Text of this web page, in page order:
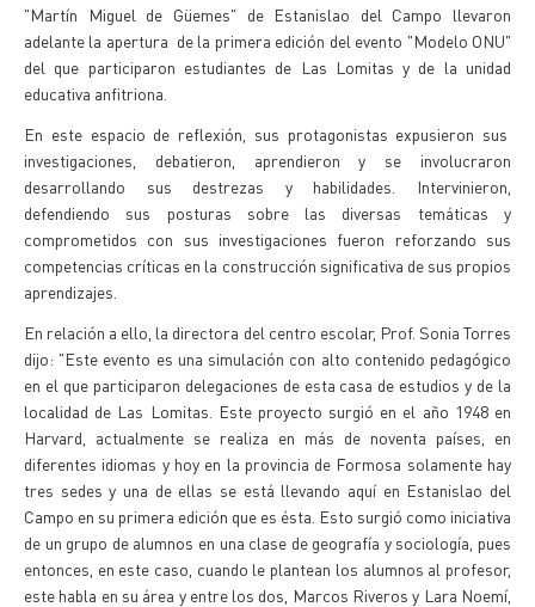
"Martín Miguel de Güemes" de Estanislao del Campo llevaron
adelante la apertura de la primera edición del evento "Modelo ONU"
del que participaron estudiantes de Las Lomitas y de la unidad
educativa anfitriona.
En este espacio de reflexión, sus protagonistas expusieron sus
investigaciones, debatieron, aprendieron y se involucraron
desarrollando sus destrezas y habilidades. Intervinieron,
defendiendo sus posturas sobre las diversas temáticas y
comprometidos con sus investigaciones fueron reforzando sus
competencias críticas en la construcción significativa de sus propios
aprendizajes.
En relación a ello, la directora del centro escolar, Prof. Sonia Torres
dijo: "Este evento es una simulación con alto contenido pedagógico
en el que participaron delegaciones de esta casa de estudios y de la
localidad de Las Lomitas. Este proyecto surgió en el año 1948 en
Harvard, actualmente se realiza en más de noventa países, en
diferentes idiomas y hoy en la provincia de Formosa solamente hay
tres sedes y una de ellas se está llevando aquí en Estanislao del
Campo en su primera edición que es ésta. Esto surgió como iniciativa
de un grupo de alumnos en una clase de geografía y sociología, pues
entonces, en este caso, cuando le plantean los alumnos al profesor,
este habla en su área y entre los dos, Marcos Riveros y Lara Noemí,